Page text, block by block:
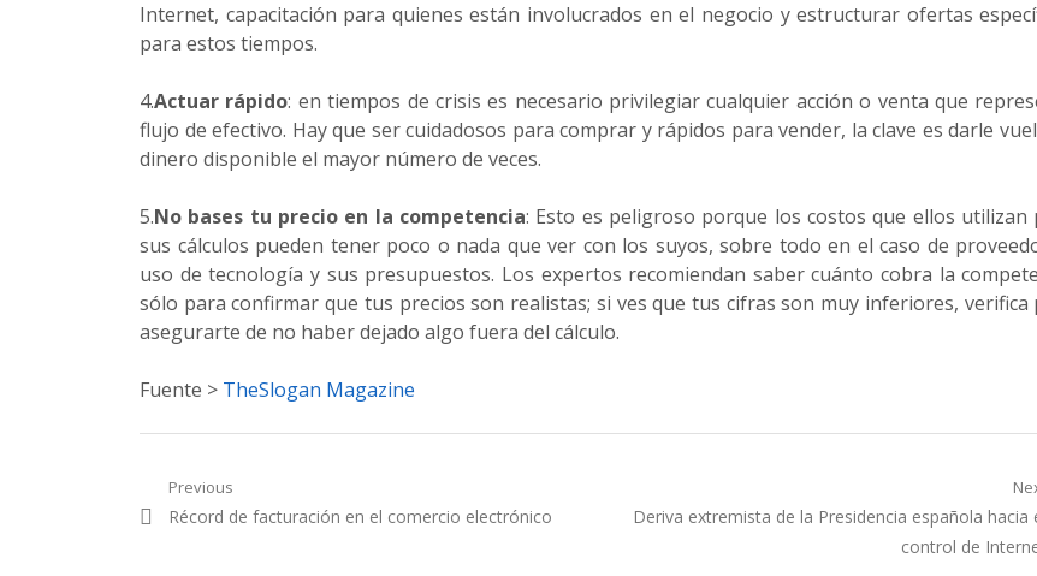
Internet, capacitación para quienes están involucrados en el negocio y estructurar ofertas
para estos tiempos.
4.Actuar rápido: en tiempos de crisis es necesario privilegiar cualquier acción o venta que
flujo de efectivo. Hay que ser cuidadosos para comprar y rápidos para vender, la clave es darle
dinero disponible el mayor número de veces.
5.No bases tu precio en la competencia: Esto es peligroso porque los costos que ellos utilizan
sus cálculos pueden tener poco o nada que ver con los suyos, sobre todo en el caso de
uso de tecnología y sus presupuestos. Los expertos recomiendan saber cuánto cobra la
sólo para confirmar que tus precios son realistas; si ves que tus cifras son muy inferiores, verifica
asegurarte de no haber dejado algo fuera del cálculo.
Fuente > TheSlogan Magazine
Navegación
de
Previous
Previous
Récord de facturación en el comercio electrónico
Next
Deriva extremista de la Presidencia española hacia
control de